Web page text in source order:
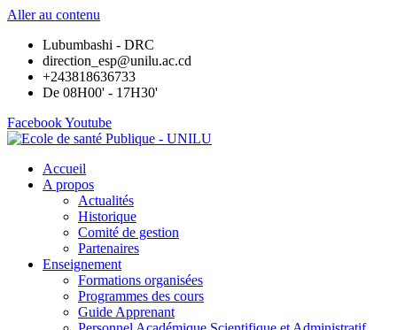
Aller au contenu
Lubumbashi - DRC
direction_esp@unilu.ac.cd
+243818636733
De 08H00' - 17H30'
FacebookYoutube
Accueil
A propos
Actualités
Historique
Comité de gestion
Partenaires
Enseignement
Formations organisées
Programmes des cours
Guide Apprenant